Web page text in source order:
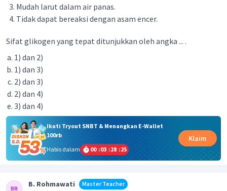
Mudah larut dalam air panas.
Tidak dapat bereaksi dengan asam encer.
Sifat glikogen yang tepat ditunjukkan oleh angka ... .
1) dan 2)
1) dan 3)
2) dan 3)
2) dan 4)
3) dan 4)
Ikuti Tryout SNBT & Menangkan E-Wallet
100rb
Habis dalam
00 :03 :28 :24
Klaim
B. Rohmawati
Master Teacher